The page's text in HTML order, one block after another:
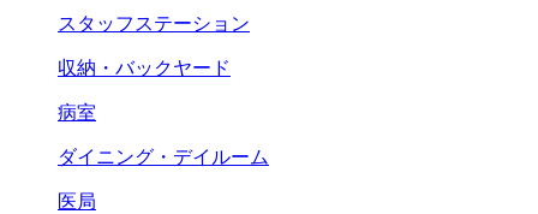
スタッフステーション
収納・バックヤード
病室
ダイニング・デイルーム
医局